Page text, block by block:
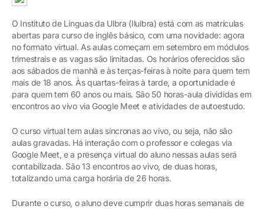
O Instituto de Línguas da Ulbra (Ilulbra) está com as matrículas
abertas para curso de inglês básico, com uma novidade: agora
no formato virtual. As aulas começam em setembro em módulos
trimestrais e as vagas são limitadas. Os horários oferecidos são
aos sábados de manhã e às terças-feiras à noite para quem tem
mais de 18 anos. Às quartas-feiras à tarde, a oportunidade é
para quem tem 60 anos ou mais. São 50 horas-aula divididas em
encontros ao vivo via Google Meet e atividades de autoestudo.
O curso virtual tem aulas síncronas ao vivo, ou seja, não são
aulas gravadas. Há interação com o professor e colegas via
Google Meet, e a presença virtual do aluno nessas aulas será
contabilizada. São 13 encontros ao vivo, de duas horas,
totalizando uma carga horária de 26 horas.
Durante o curso, o aluno deve cumprir duas horas semanais de